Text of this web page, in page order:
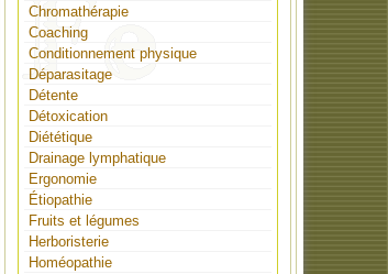
Chromathérapie
Coaching
Conditionnement physique
Déparasitage
Détente
Détoxication
Diététique
Drainage lymphatique
Ergonomie
Étiopathie
Fruits et légumes
Herboristerie
Homéopathie